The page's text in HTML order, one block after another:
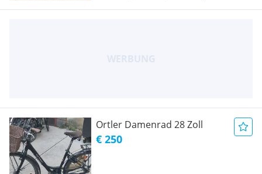
Ortler Damenrad 28 Zoll
€ 250